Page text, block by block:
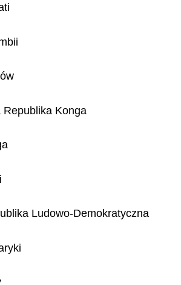
Republika Konga
Ludowo-Demokratyczna